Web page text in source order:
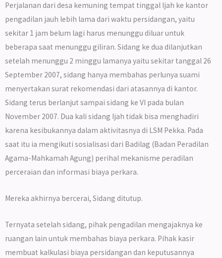
Perjalanan dari desa kemuning tempat tinggal Ijah ke kantor
pengadilan jauh lebih lama dari waktu persidangan, yaitu
sekitar 1 jam belum lagi harus menunggu diluar untuk
beberapa saat menunggu giliran. Sidang ke dua dilanjutkan
setelah menunggu 2 minggu lamanya yaitu sekitar tanggal 26
September 2007, sidang hanya membahas perlunya suami
menyertakan surat rekomendasi dari atasannya di kantor.
Sidang terus berlanjut sampai sidang ke VI pada bulan
November 2007. Dua kali sidang Ijah tidak bisa menghadiri
karena kesibukannya dalam aktivitasnya di LSM Pekka. Pada
saat itu ia mengikuti sosialisasi dari Badilag (Badan Peradilan
Agama-Mahkamah Agung) perihal mekanisme peradilan
perceraian dan informasi biaya perkara.
Mereka akhirnya bercerai, Sidang ditutup.
Ternyata setelah sidang, pihak pengadilan mengajaknya ke
ruangan lain untuk membahas biaya perkara. Pihak kasir
membuat kalkulasi biaya persidangan dan keputusannya